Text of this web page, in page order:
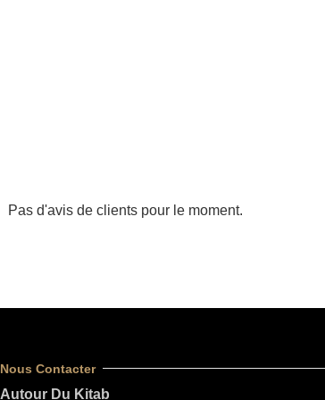
Pas d'avis de clients pour le moment.
Nous Contacter
Autour Du Kitab